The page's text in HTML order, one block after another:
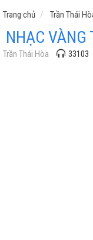
Trang chủ Trần Thái
NHẠC VÀNG
Trần Thái Hòa 33103